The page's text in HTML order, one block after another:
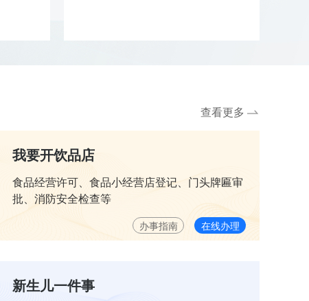
查看更多
我要开饮品店
食品经营许可、食品小经营店登记、门头牌匾审
批、消防安全检查等
办事指南 在线办理
新生儿一件事